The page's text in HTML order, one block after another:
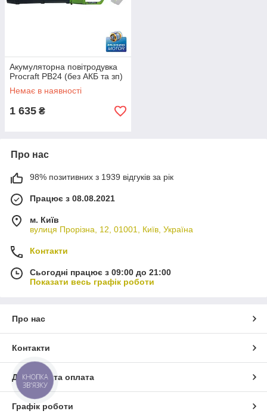
Акумуляторна повітродувка
Procraft PB24 (без АКБ та зп)
Немає в наявності
1 635 ₴
Про нас
98% позитивних з 1939 відгуків за рік
Працює з 08.08.2021
м. Київ
вулиця Прорізна, 12, 01001, Київ, Україна
Контакти
Сьогодні працює з 09:00 до 21:00
Показати весь графік роботи
Про нас
Контакти
Доставка та оплата
Графік роботи
КНОПКА
ЗВ'ЯЗКУ